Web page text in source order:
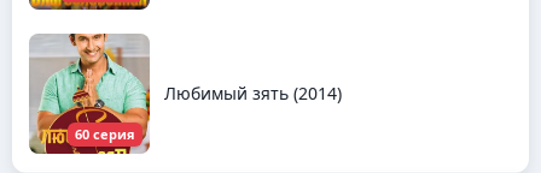
60 серия
Любимый зять (2014)